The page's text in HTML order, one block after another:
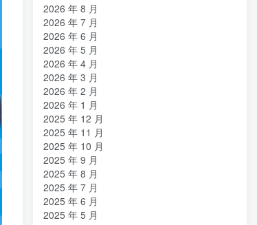
2026 年 8 月
2026 年 7 月
2026 年 6 月
2026 年 5 月
2026 年 4 月
2026 年 3 月
2026 年 2 月
2026 年 1 月
2025 年 12 月
2025 年 11 月
2025 年 10 月
2025 年 9 月
2025 年 8 月
2025 年 7 月
2025 年 6 月
2025 年 5 月